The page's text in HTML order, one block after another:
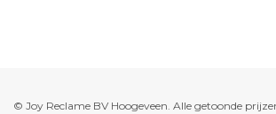
© Joy Reclame BV Hoogeveen. Alle getoonde